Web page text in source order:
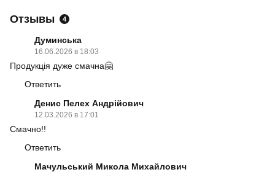
Отзывы 4
Думинська
16.06.2026 в 18:03
Продукція дуже смачна🤗
Ответить
Денис Пелех Андрійович
12.03.2026 в 17:01
Смачно!!
Ответить
Мачульський Микола Михайлович